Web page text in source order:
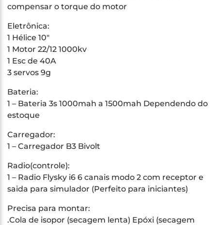
compensar o torque do motor
Eletrônica:
1 Hélice 10″
1 Motor 22/12 1000kv
1 Esc de 40A
3 servos 9g
Bateria:
1 – Bateria 3s 1000mah a 1500mah Dependendo do
estoque
Carregador:
1 – Carregador B3 Bivolt
Radio(controle):
1 – Radio Flysky i6 6 canais modo 2 com receptor e
saida para simulador (Perfeito para iniciantes)
Precisa para montar:
.Cola de isopor (secagem lenta) Epóxi (secagem